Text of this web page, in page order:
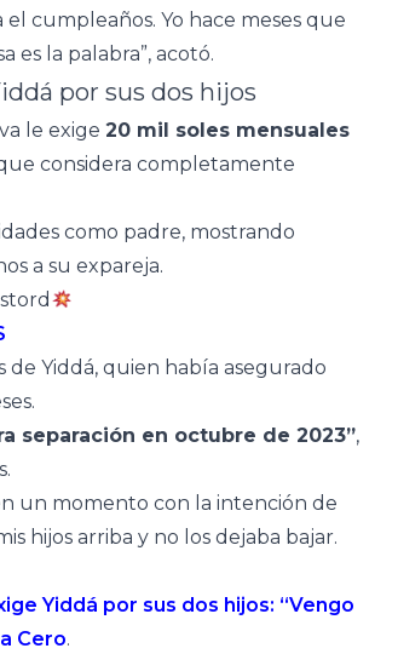
cumpleaños. Yo hace meses que
es la palabra”, acotó.
por sus dos hijos
le exige 20 mil soles mensuales
considera completamente
como padre, mostrando
a su expareja.
de Yiddá, quien había asegurado
separación en octubre de 2023”,
un momento con la intención de
hijos arriba y no los dejaba bajar.
Yiddá por sus dos hijos: “Vengo
Cero.